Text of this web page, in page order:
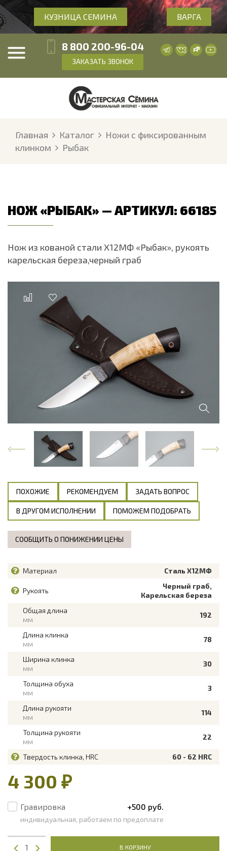
КУЗНИЦА СЕМИНА ВАРГА
8 800 200-96-04
ЗАКАЗАТЬ ЗВОНОК
Главная Каталог
Ножи с фиксированным
клинком
Рыбак
НОЖ «РЫБАК» — АРТИКУЛ: 66185
Нож из кованой стали Х12МФ «Рыбак», рукоять
карельская береза,черный граб
ПОХОЖИЕ РЕКОМЕНДУЕМ ЗАДАТЬ ВОПРОС
В ДРУГОМ ИСПОЛНЕНИИ ПОМОЖЕМ ПОДОБРАТЬ
СООБЩИТЬ О ПОНИЖЕНИИ ЦЕНЫ
Материал Сталь Х12МФ
Рукоять
Черный граб,
Карельская береза
Общая длина
мм
192
Длина клинка
мм
78
Ширина клинка
мм
30
Толщина обуха
мм
3
Длина рукояти
мм
114
Толщина рукояти
мм
22
Твердость клинка, HRC 60 - 62 HRC
4 300 ₽
Гравировка +500 руб.
индивидуальная, работаем по предоплате
В КОРЗИНУ